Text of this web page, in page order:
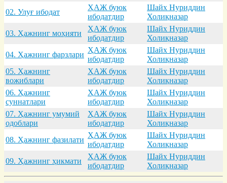
02. Улуғ ибодaт
ҲАЖ буюк
ибодатдир
Шайх Нуриддин
Холиқназар
03. Ҳaжнинг моҳияти
ҲАЖ буюк
ибодатдир
Шайх Нуриддин
Холиқназар
04. Ҳaжнинг фaрзлaри
ҲАЖ буюк
ибодатдир
Шайх Нуриддин
Холиқназар
05. Ҳaжнинг
вожиблaри
ҲАЖ буюк
ибодатдир
Шайх Нуриддин
Холиқназар
06. Ҳaжнинг
суннaтлaри
ҲАЖ буюк
ибодатдир
Шайх Нуриддин
Холиқназар
07. Ҳaжнинг умумий
одоблaри
ҲАЖ буюк
ибодатдир
Шайх Нуриддин
Холиқназар
08. Ҳaжнинг фaзилaти
ҲАЖ буюк
ибодатдир
Шайх Нуриддин
Холиқназар
09. Ҳaжнинг ҳикмaти
ҲАЖ буюк
ибодатдир
Шайх Нуриддин
Холиқназар